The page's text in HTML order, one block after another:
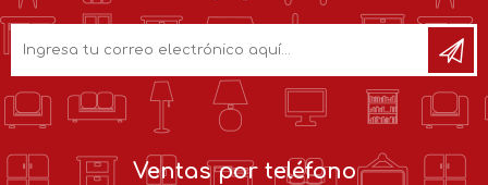
Ventas por teléfono